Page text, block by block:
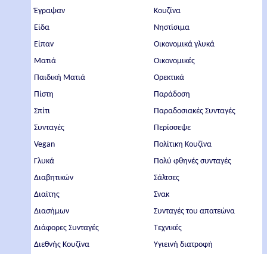
Έγραψαν
Είδα
Είπαν
Ματιά
Παιδική Ματιά
Πίστη
Σπίτι
Συνταγές
Vegan
Γλυκά
Διαβητικών
Διαίτης
Διασήμων
Διάφορες Συνταγές
Διεθνής Κουζίνα
Κουζίνα
Νηστίσιμα
Οικονομικά γλυκά
Οικονομικές
Ορεκτικά
Παράδοση
Παραδοσιακές Συνταγές
Περίσσεψε
Πολίτικη Κουζίνα
Πολύ φθηνές συνταγές
Σάλτσες
Σνακ
Συνταγές του απατεώνα
Τεχνικές
Υγιεινή διατροφή